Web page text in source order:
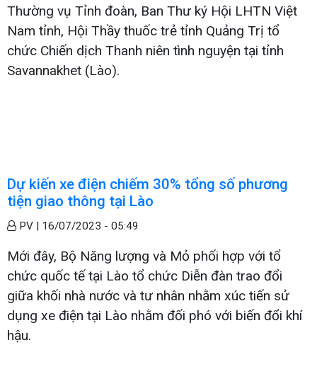
Thường vụ Tỉnh đoàn, Ban Thư ký Hội LHTN Việt
Nam tỉnh, Hội Thầy thuốc trẻ tỉnh Quảng Trị tổ
chức Chiến dịch Thanh niên tình nguyện tại tỉnh
Savannakhet (Lào).
Dự kiến xe điện chiếm 30% tổng số phương
tiện giao thông tại Lào
PV | 16/07/2023 - 05:49
Mới đây, Bộ Năng lượng và Mỏ phối hợp với tổ
chức quốc tế tại Lào tổ chức Diễn đàn trao đổi
giữa khối nhà nước và tư nhân nhằm xúc tiến sử
dụng xe điện tại Lào nhằm đối phó với biến đổi khí
hậu.